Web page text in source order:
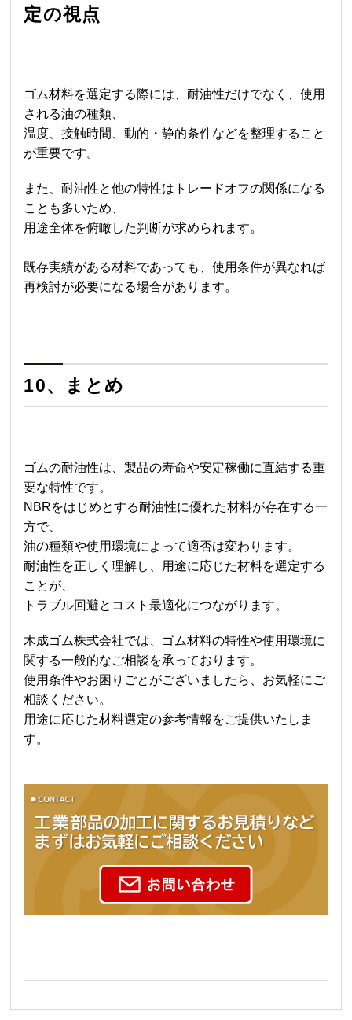
定の視点
ゴム材料を選定する際には、耐油性だけでなく、使用
される油の種類、
温度、接触時間、動的・静的条件などを整理すること
が重要です。
また、耐油性と他の特性はトレードオフの関係になる
ことも多いため、
用途全体を俯瞰した判断が求められます。
既存実績がある材料であっても、使用条件が異なれば
再検討が必要になる場合があります。
10、まとめ
ゴムの耐油性は、製品の寿命や安定稼働に直結する重
要な特性です。
NBRをはじめとする耐油性に優れた材料が存在する一
方で、
油の種類や使用環境によって適否は変わります。
耐油性を正しく理解し、用途に応じた材料を選定する
ことが、
トラブル回避とコスト最適化につながります。
木成ゴム株式会社では、 ゴム材料の特性や使用環境に
関する一般的なご相談を承っております。
使用条件やお困りごとがございましたら、お気軽にご
相談ください。
用途に応じた材料選定の参考情報をご提供いたしま
す。